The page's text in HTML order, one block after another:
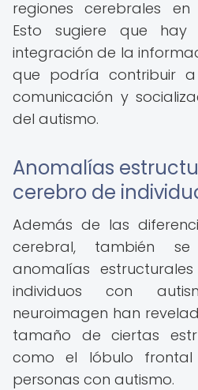
regiones cerebrales en
Esto sugiere que
integración de la
que podría contribuir
comunicación y
del autismo.
Anomalías
cerebro de
Además de las
cerebral, también
anomalías
individuos con
neuroimagen han
tamaño de ciertas
como el lóbulo
personas con autismo.